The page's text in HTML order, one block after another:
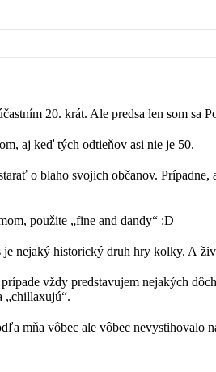
20. krát. Ale predsa len som sa
aj keď tých odtieňov asi nie je 50.
o blaho svojich občanov.
použite „fine and dandy“ :D
je nejaký historický druh hry kolky. A
vždy predstavujem nejakých
„chillaxujú“.
mňa vôbec ale vôbec nevystihovalo